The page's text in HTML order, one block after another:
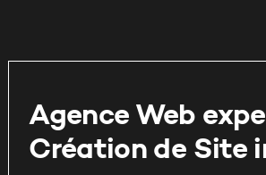
Agence Web
Création de Site